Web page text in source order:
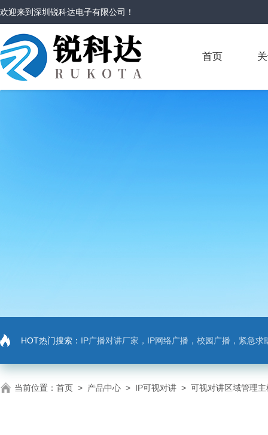
欢迎来到深圳锐科达电子有限公司 ！
首页
HOT热门搜索： IP广播对讲厂家，IP网络广播，校园广播，紧急求助，IP广播对讲系
当前位置： 首页 > 产品中心 > IP可视对讲 > 可视对讲区域管理主